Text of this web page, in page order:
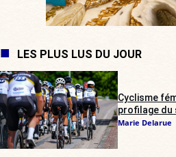
LES PLUS LUS DU JOUR
Cyclisme
profilage du
Marie Delarue